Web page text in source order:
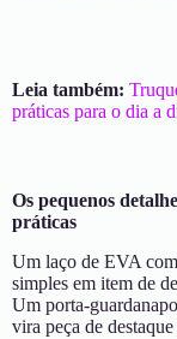
Leia também:
práticas para o dia a
Os pequenos
práticas
Um laço de EVA
simples em item de
Um porta-
vira peça de